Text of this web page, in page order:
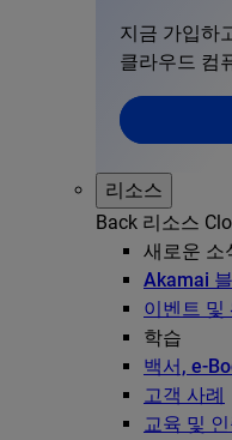
지금 가입하
클라우드 컴
리소스
Back 리소스
새로운 소
Akamai
이벤트 및
학습
백서, e-
고객 사례
교육 및